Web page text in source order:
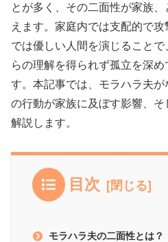
とが多く、その二面性が家族
えます。家庭内では支配的で
では優しい人間を演じること
らの理解を得られず孤立を深
す。本記事では、モラハラ夫
の行動が家族に及ぼす影響、そ
解説します。
目次
モラハラ夫の二面性とは？